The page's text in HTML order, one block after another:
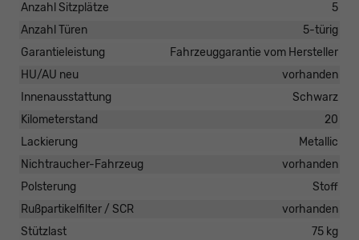
Anzahl Sitzplätze
5
Anzahl Türen
5-türig
Garantieleistung
Fahrzeuggarantie vom Hersteller
HU/AU neu
vorhanden
Innenausstattung
Schwarz
Kilometerstand
20
Lackierung
Metallic
Nichtraucher-Fahrzeug
vorhanden
Polsterung
Stoff
Rußpartikelfilter / SCR
vorhanden
Stützlast
75 kg